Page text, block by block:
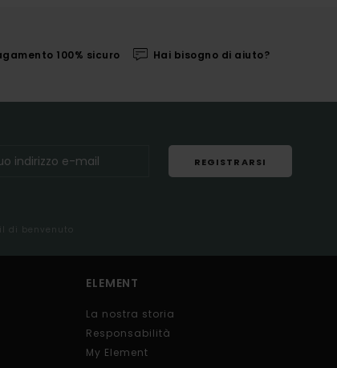
100% sicuro Hai bisogno di aiuto?
REGISTRARSI
benvenuto
ELEMENT
La nostra storia
Responsabilità
My Element